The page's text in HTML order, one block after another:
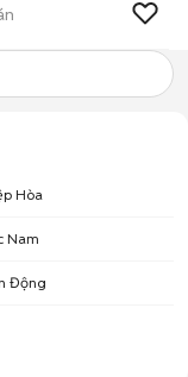
Hòa
Nam
Động